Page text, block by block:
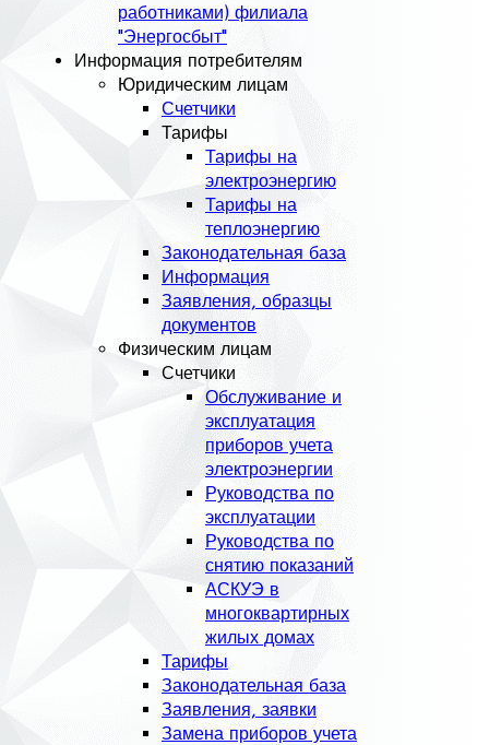
работниками) филиала
"Энергосбыт"
Информация потребителям
Юридическим лицам
Счетчики
Тарифы
Тарифы на
электроэнергию
Тарифы на
теплоэнергию
Законодательная база
Информация
Заявления, образцы
документов
Физическим лицам
Счетчики
Обслуживание и
эксплуатация
приборов учета
электроэнергии
Руководства по
эксплуатации
Руководства по
снятию показаний
АСКУЭ в
многоквартирных
жилых домах
Тарифы
Законодательная база
Заявления, заявки
Замена приборов учета